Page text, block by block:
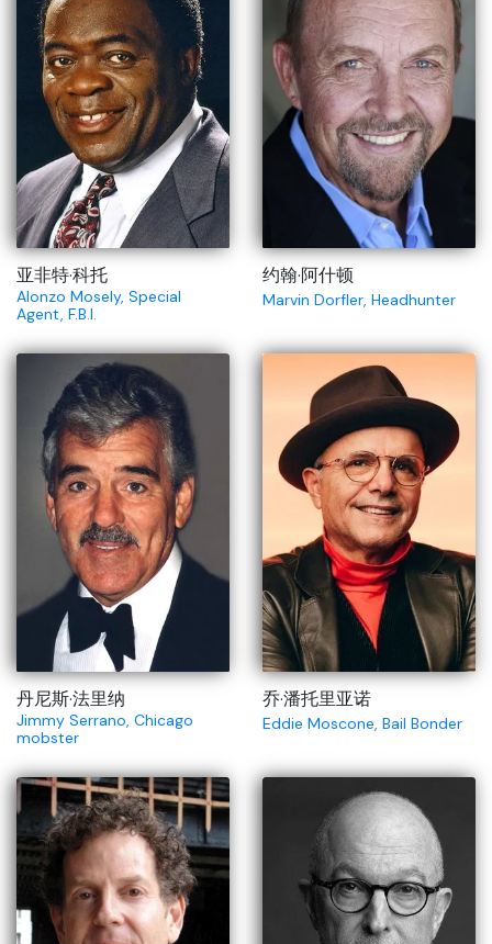
亚非特·科托
Alonzo Mosely, Special
Agent, F.B.I.
约翰·阿什顿
Marvin Dorfler, Headhunter
丹尼斯·法里纳
Jimmy Serrano, Chicago
mobster
乔·潘托里亚诺
Eddie Moscone, Bail Bonder